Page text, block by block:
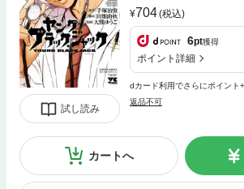
試し読み
704(税込)
6pt獲得
ポイント詳細
dカード利用でさらにポイント
返品不可
カートへ